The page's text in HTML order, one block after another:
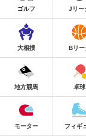
ゴルフ Jリー
大相撲 Bリー
地方競馬 卓球
モーター フィギ